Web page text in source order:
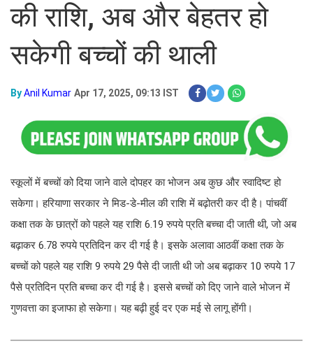
की रा​शि, अब और बेहतर हो
सकेगी बच्चों की थाली
ByAnil Kumar Apr 17, 2025, 09:13 IST
स्कूलों में बच्चों को दिया जाने वाले दोपहर का भोजन अब कुछ और स्वादिष्ट हो
सकेगा। हरियाणा सरकार ने मिड-डे-मील की रा​​शि में बढ़ोतरी कर दी है। पांचवीं
कक्षा तक के छात्रों को पहले यह रा​शि 6.19 रुपये प्रति बच्चा दी जाती थी, जो अब
बढ़ाकर 6.78 रुपये प्रतिदिन कर दी गई है। इसके अलावा आठवीं कक्षा तक के
बच्चों को पहले यह रा​शि 9 रुपये 29 पैसे दी जाती थी जो अब बढ़ाकर 10 रुपये 17
पैसे प्रतिदिन प्रति बच्चा कर दी गई है। इससे बच्चों को दिए जाने वाले भोजन में
गुणवत्ता का इजाफा हो सकेगा। यह बढ़ी हुई दर एक मई से लागू होंगी।